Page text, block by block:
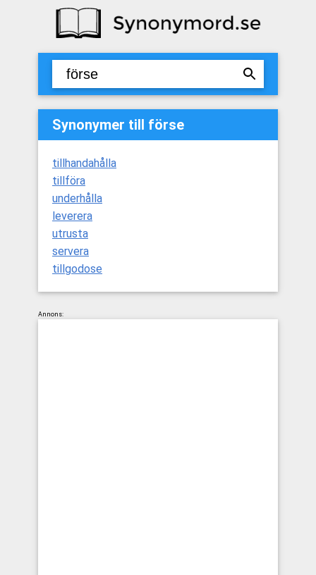
Synonymer till förse
tillhandahålla
tillföra
underhålla
leverera
utrusta
servera
tillgodose
Annons: